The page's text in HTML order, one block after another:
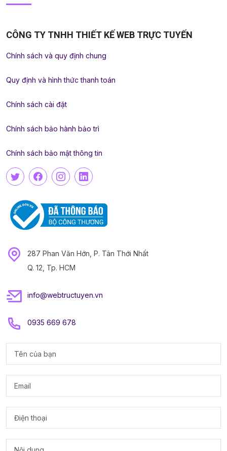
CÔNG TY TNHH THIẾT KẾ WEB TRỰC TUYẾN
Chính sách và quy định chung
Quy định và hình thức thanh toán
Chính sách cài đặt
Chính sách bảo hành bảo trì
Chính sách bảo mật thông tin
287 Phan Văn Hớn, P. Tân Thới Nhất
Q. 12, Tp. HCM
info@webtructuyen.vn
0935 669 678